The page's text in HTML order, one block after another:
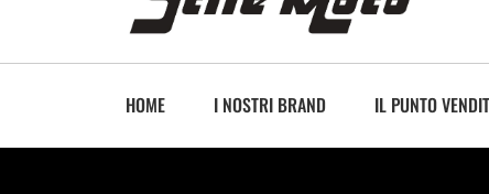
HOME I NOSTRI BRAND IL PUNTO